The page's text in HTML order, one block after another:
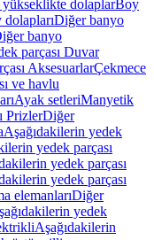
yükseklikte dolaplarBoy
Diğer banyo
banyo
parçası Duvar
AksesuarlarÇekmece
ve havlu
Ayak setleriManyetik
PrizlerDiğer
Aşağıdakilerin yedek
yedek parçası
yedek parçası
yedek parçası
elemanlarıDiğer
yedek
Aşağıdakilerin